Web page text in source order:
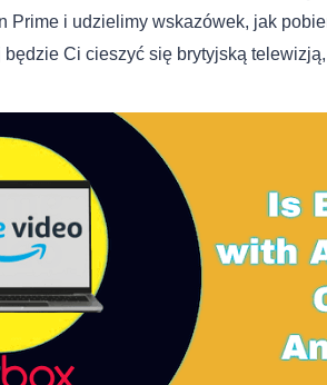
Prime i udzielimy wskazówek, jak
będzie Ci cieszyć się brytyjską